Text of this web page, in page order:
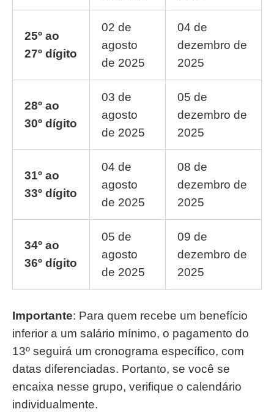
25º ao
27º dígito
02 de
agosto
de 2025
04 de
dezembro de
2025
28º ao
30º dígito
03 de
agosto
de 2025
05 de
dezembro de
2025
31º ao
33º dígito
04 de
agosto
de 2025
08 de
dezembro de
2025
34º ao
36º dígito
05 de
agosto
de 2025
09 de
dezembro de
2025
Importante: Para quem recebe um benefício
inferior a um salário mínimo, o pagamento do
13º seguirá um cronograma específico, com
datas diferenciadas. Portanto, se você se
encaixa nesse grupo, verifique o calendário
individualmente.